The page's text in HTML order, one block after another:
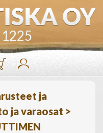
ja
ja varaosat >